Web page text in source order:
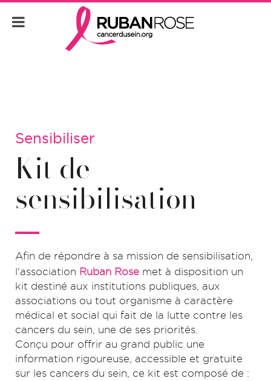
Sensibiliser
Kit de
sensibilisation
Afin de répondre à sa mission de sensibilisation,
l'association Ruban Rose met à disposition un
kit destiné aux institutions publiques, aux
associations ou tout organisme à caractère
médical et social qui fait de la lutte contre les
cancers du sein, une de ses priorités.
Conçu pour offrir au grand public une
information rigoureuse, accessible et gratuite
sur les cancers du sein, ce kit est composé de :